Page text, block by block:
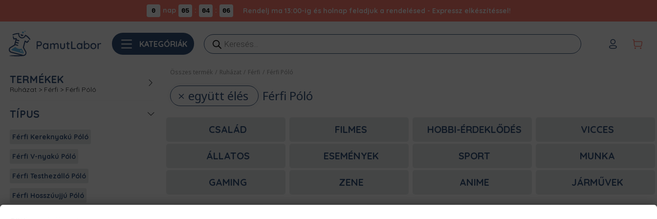
0 nap 05 : 04 : 05 Rendelj ma 13:00-ig és holnap feladjuk a rendelésed - Expressz elkészítéssel!
KATEGÓRIÁK
Products
search
TERMÉKEK
Ruházat > Férfi > Férfi Póló
TÍPUS
Férfi Kereknyakú Póló
Férfi V-nyakú Póló
Férfi Testhezálló Póló
Férfi Hosszúujjú Póló
Összes termék / Ruházat / Férfi / Férfi Póló
együtt élés Férfi Póló
CSALÁD FILMES HOBBI-ÉRDEKLŐDÉS VICCES
ÁLLATOS ESEMÉNYEK SPORT MUNKA
GAMING ZENE ANIME JÁRMŰVEK